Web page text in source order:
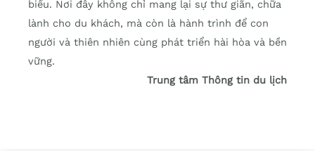
biểu. Nơi đây không chỉ mang lại sự thư giãn, chữa
lành cho du khách, mà còn là hành trình để con
người và thiên nhiên cùng phát triển hài hòa và bền
vững.
Trung tâm Thông tin du lịch